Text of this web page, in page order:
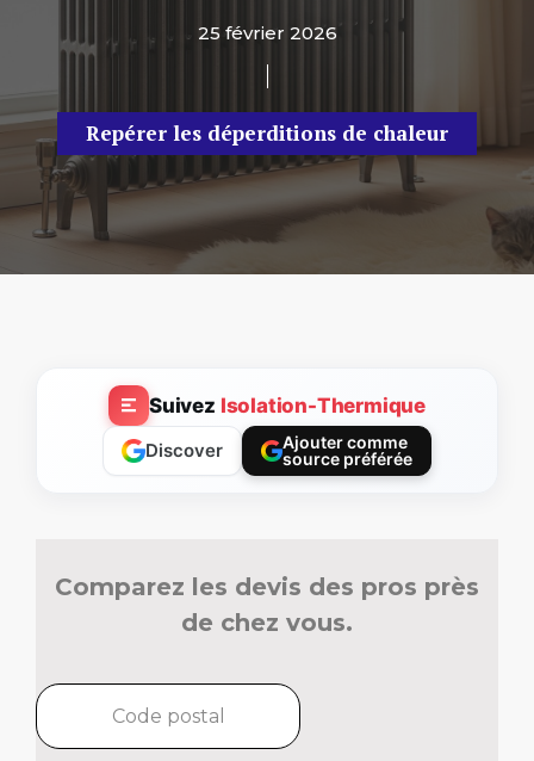
25 février 2026
Repérer les déperditions de chaleur
Suivez Isolation-Thermique
Discover
Ajouter comme
source préférée
Comparez les devis des pros près
de chez vous.